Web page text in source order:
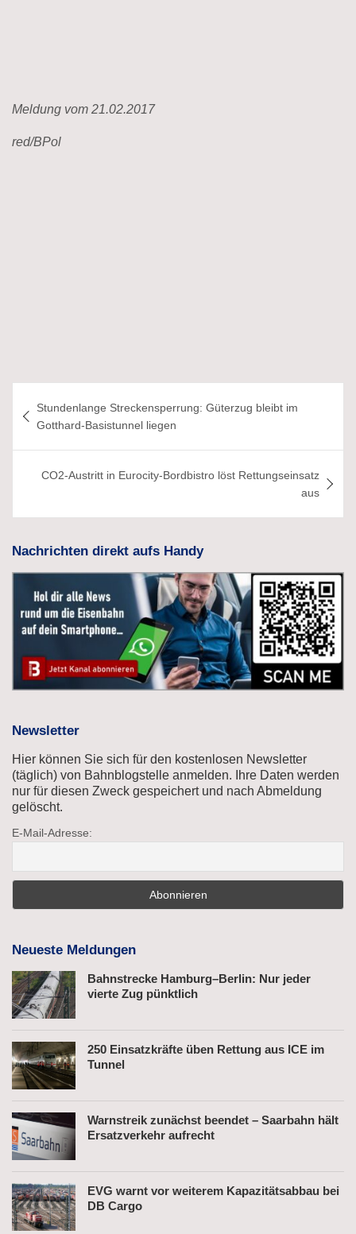
Meldung vom 21.02.2017
red/BPol
Stundenlange Streckensperrung: Güterzug bleibt im
Gotthard-Basistunnel liegen
CO2-Austritt in Eurocity-Bordbistro löst Rettungseinsatz
aus
Nachrichten direkt aufs Handy
Newsletter
Hier können Sie sich für den kostenlosen Newsletter
(täglich) von Bahnblogstelle anmelden. Ihre Daten werden
nur für diesen Zweck gespeichert und nach Abmeldung
gelöscht.
E-Mail-Adresse:
Neueste Meldungen
Bahnstrecke Hamburg–Berlin: Nur jeder
vierte Zug pünktlich
250 Einsatzkräfte üben Rettung aus ICE im
Tunnel
Warnstreik zunächst beendet – Saarbahn hält
Ersatzverkehr aufrecht
EVG warnt vor weiterem Kapazitätsabbau bei
DB Cargo